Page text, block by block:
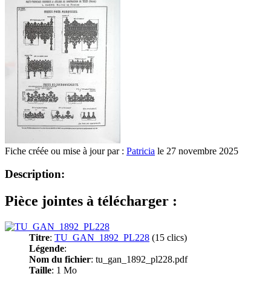
Fiche créée ou mise à jour par : Patricia le 27 novembre 2025
Description:
Pièce jointes à télécharger :
Titre: TU_GAN_1892_PL228 (15 clics)
Légende:
Nom du fichier: tu_gan_1892_pl228.pdf
Taille: 1 Mo